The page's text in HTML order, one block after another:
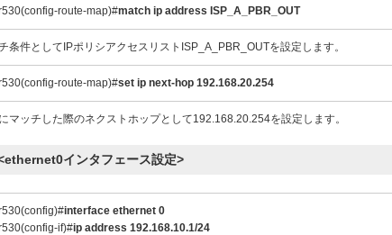
route-map)#match ip address ISP_A_PBR_OUT
条件としてIPポリシアクセスリストISP_A_PBR_OUTを設定します。
route-map)#set ip next-hop 192.168.20.254
マッチした際のネクストホップとして192.168.20.254を設定します。
インタフェース設定>
interface ethernet 0
if)#ip address 192.168.10.1/24